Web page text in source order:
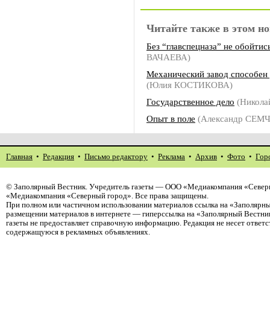
Читайте также в этом
Без “главспецназа” не
ВАЧАЕВА)
Механический завод способен
(Юлия КОСТИКОВА)
Государственное дело
Опыт в поле (Александр
Главная • Редакция • Письмо редактору • Реклама • Архив • Фото •
© Заполярный Вестник. Учредитель газеты — ООО «Медиакомпания
«Медиакомпания «Северный город». Все права защищены.
При полном или частичном использовании материалов ссылка на
размещении материалов в интернете — гиперссылка на «Заполярный
газеты не предоставляет справочную информацию. Редакция не несет
содержащуюся в рекламных объявлениях.